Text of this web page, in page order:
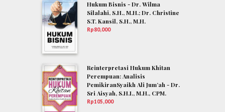
Hukum Bisnis - Dr. Wilma
Silalahi, S.H., M.H.; Dr. Christine
S.T. Kansil, S.H., M.H.
Rp80,000
Reinterpretasi Hukum Khitan
Perempuan: Analisis
PemikiranSyaikh Ali Jum’ah - Dr.
Sri Aisyah, S.H.I., M.H., CPM.
Rp105,000